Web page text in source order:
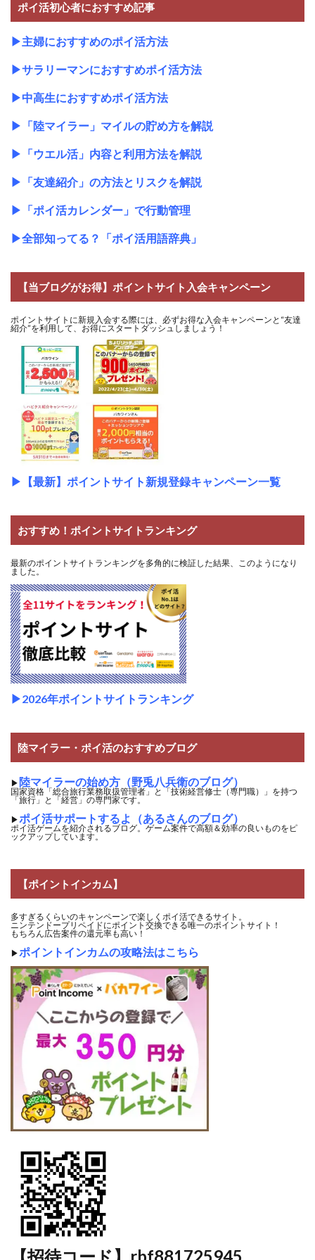
ポイ活初心者におすすめ記事
▶主婦におすすめのポイ活方法
▶サラリーマンにおすすめポイ活方法
▶中高生におすすめポイ活方法
▶ 「陸マイラー」マイルの貯め方を解説
▶ 「ウエル活」内容と利用方法を解説
▶ 「友達紹介」の方法とリスクを解説
▶ 「ポイ活カレンダー」で行動管理
▶全部知ってる？「ポイ活用語辞典」
【当ブログがお得】ポイントサイト入会キャンペーン
ポイントサイトに新規入会する際には、必ずお得な入会キャンペーンと“友達
紹介”を利用して、お得にスタートダッシュしましょう！
▶ 【最新】ポイントサイト新規登録キャンペーン一覧
おすすめ！ポイントサイトランキング
最新のポイントサイトランキングを多角的に検証した結果、このようになり
ました。
▶2026年ポイントサイトランキング
陸マイラー・ポイ活のおすすめブログ
▶陸マイラーの始め方（野兎八兵衛のブログ）
国家資格「総合旅行業務取扱管理者」と「技術経営修士（専門職）」を持つ
「旅行」と「経営」の専門家です。
▶ ポイ活サポートするよ（あるさんのブログ）
ポイ活ゲームを紹介されるブログ。ゲーム案件で高額＆効率の良いものをピ
ックアップしています。
【ポイントインカム】
多すぎるくらいのキャンペーンで楽しくポイ活できるサイト。
ニンテンドープリペイドにポイント交換できる唯一のポイントサイト！
もちろん広告案件の還元率も高い！
▶ ポイントインカムの攻略法はこちら